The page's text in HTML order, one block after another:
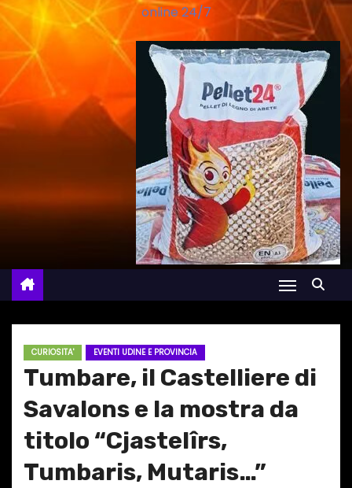
online 24/7
CURIOSITA' EVENTI UDINE E PROVINCIA
Tumbare, il Castelliere di
Savalons e la mostra da
titolo “Cjastelîrs,
Tumbaris, Mutaris…”